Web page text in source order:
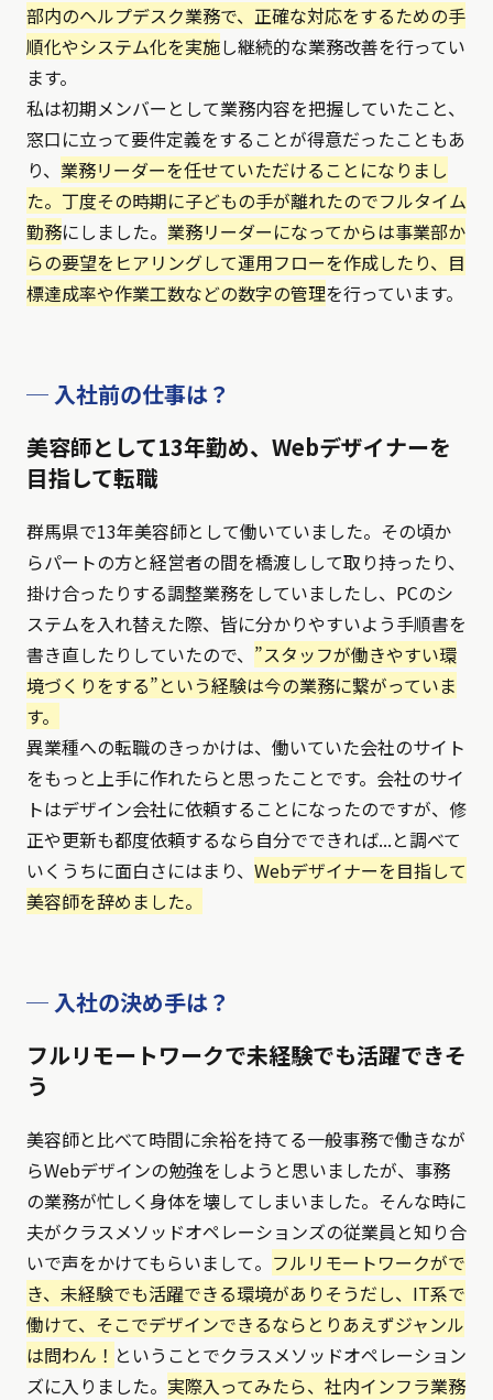
部内のヘルプデスク業務で、正確な対応をするための手
順化やシステム化を実施し継続的な業務改善を行ってい
ます。
私は初期メンバーとして業務内容を把握していたこと、
窓口に立って要件定義をすることが得意だったこともあ
り、 業務リーダーを任せていただけることになりまし
た。丁度その時期に子どもの手が離れたのでフルタイム
勤務にしました。 業務リーダーになってからは事業部か
らの要望をヒアリングして運用フローを作成したり、目
標達成率や作業工数などの数字の管理を行っています。
─ 入社前の仕事は？
美容師として13年勤め、Webデザイナーを
目指して転職
群馬県で13年美容師として働いていました。その頃か
らパートの方と経営者の間を橋渡しして取り持ったり、
掛け合ったりする調整業務をしていましたし、PCのシ
ステムを入れ替えた際、皆に分かりやすいよう手順書を
書き直したりしていたので、 ”スタッフが働きやすい環
境づくりをする”という経験は今の業務に繋がっていま
す。
異業種への転職のきっかけは、働いていた会社のサイト
をもっと上手に作れたらと思ったことです。会社のサイ
トはデザイン会社に依頼することになったのですが、修
正や更新も都度依頼するなら自分でできれば...と調べて
いくうちに面白さにはまり、 Webデザイナーを目指して
美容師を辞めました。
─ 入社の決め手は？
フルリモートワークで未経験でも活躍できそ
う
美容師と比べて時間に余裕を持てる一般事務で働きなが
らWebデザインの勉強をしようと思いましたが、事務
の業務が忙しく身体を壊してしまいました。そんな時に
夫がクラスメソッドオペレーションズの従業員と知り合
いで声をかけてもらいまして。 フルリモートワークがで
き、未経験でも活躍できる環境がありそうだし、IT系で
働けて、そこでデザインできるならとりあえずジャンル
は問わん！ ということでクラスメソッドオペレーション
ズに入りました。 実際入ってみたら、社内インフラ業務